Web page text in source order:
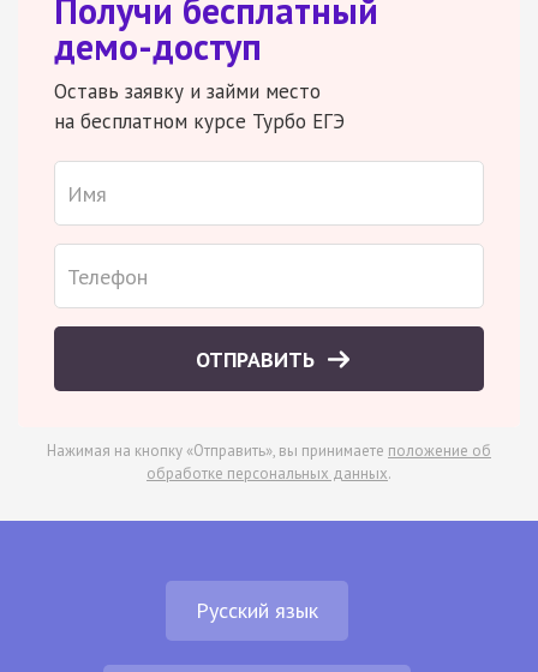
Получи бесплатный
демо-доступ
Оставь заявку и займи место
на бесплатном курсе Турбо ЕГЭ
ОТПРАВИТЬ
Нажимая на кнопку «Отправить», вы принимаете положение об
обработке персональных данных.
Русский язык